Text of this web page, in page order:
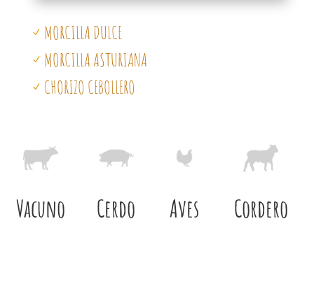
N MORCILLA DULCE
N MORCILLA ASTURIANA
N CHORIZO CEBOLLERO
Vacuno Cerdo Aves Cordero